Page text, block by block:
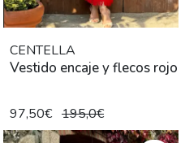
CENTELLA
Vestido encaje y flecos rojo
97,50€ 195,0€